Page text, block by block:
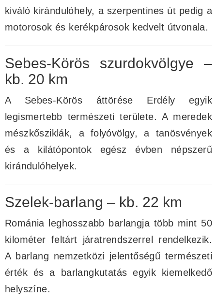
kiváló kirándulóhely, a szerpentines út pedig a
motorosok és kerékpárosok kedvelt útvonala.
Sebes-Körös szurdokvölgye –
kb. 20 km
A Sebes-Körös áttörése Erdély egyik
legismertebb természeti területe. A meredek
mészkősziklák, a folyóvölgy, a tanösvények
és a kilátópontok egész évben népszerű
kirándulóhelyek.
Szelek-barlang – kb. 22 km
Románia leghosszabb barlangja több mint 50
kilométer feltárt járatrendszerrel rendelkezik.
A barlang nemzetközi jelentőségű természeti
érték és a barlangkutatás egyik kiemelkedő
helyszíne.